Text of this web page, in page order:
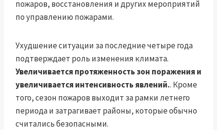
пожаров, восстановления и других мероприятий
по управлению пожарами.
Ухудшение ситуации за последние четыре года
подтверждает роль изменения климата.
Увеличивается протяженность зон поражения и
увеличивается интенсивность явлений.. Кроме
того, сезон пожаров выходит за рамки летнего
периода и затрагивает районы, которые обычно
считались безопасными.